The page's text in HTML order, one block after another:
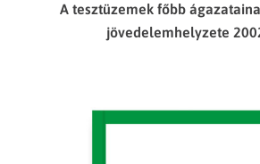
A tesztüzemek főbb
jövedelemhelyzete